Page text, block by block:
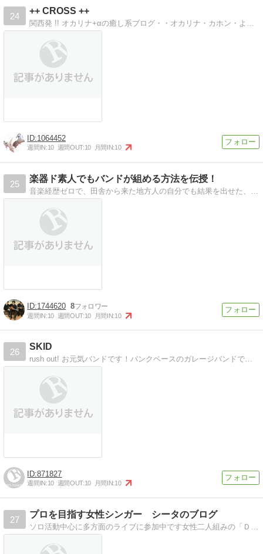
24
++ CROSS ++
1064452
週間IN:10 週間OUT:10 月間IN:10
25
楽器ド素人でもバンドが組める方法を伝授！
1744620 8
週間IN:10 週間OUT:10 月間IN:10
26
SKID
rush out! お元気バンドです！パンクベースのガレージバンドです〜
871827
週間IN:10 週間OUT:10 月間IN:10
27
プロを目指す女性シンガー シータのブログ